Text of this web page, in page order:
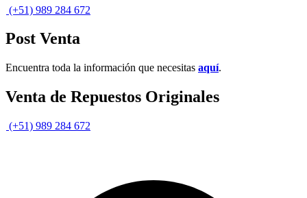
(+51) 989 284 672
Post Venta
Encuentra toda la información que necesitas aquí.
Venta de Repuestos Originales
(+51) 989 284 672